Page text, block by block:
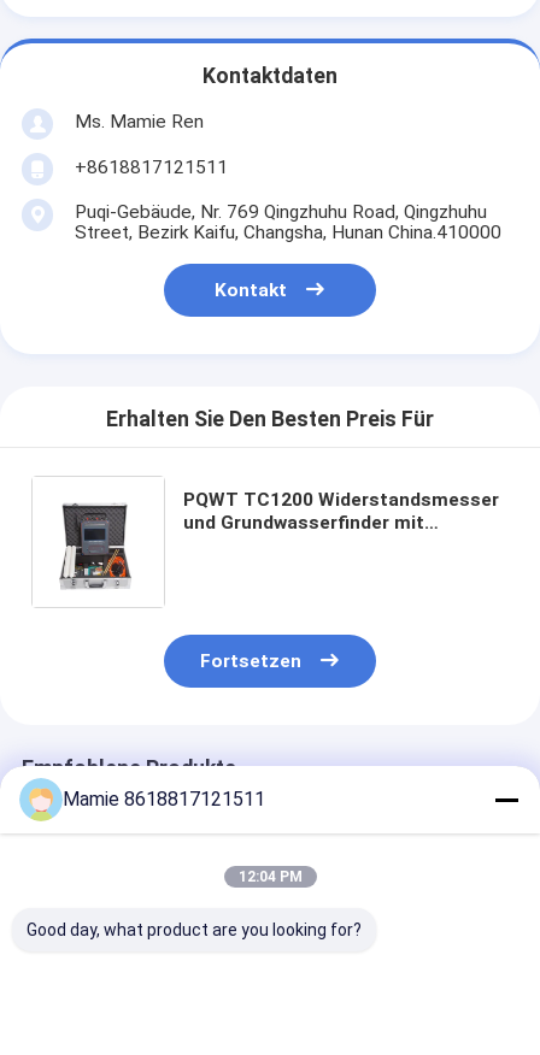
Kontaktdaten
Ms. Mamie Ren
+8618817121511
Puqi-Gebäude, Nr. 769 Qingzhuhu Road, Qingzhuhu
Street, Bezirk Kaifu, Changsha, Hunan China.410000
Kontakt
Erhalten Sie Den Besten Preis Für
PQWT TC1200 Widerstandsmesser
und Grundwasserfinder mit
Fortsetzen
Empfohlene Produkte
Mamie 8618817121511
12:04 PM
Good day, what product are you looking for?